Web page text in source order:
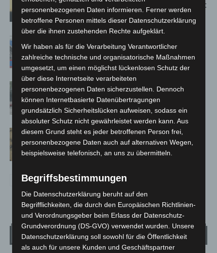
Population in Niedersachsen entdeckt
A7 – Polizei sucht Zeugen
Gasleitung bei McDonald’s-Umbau in
Langenhagen beschädigt
Hannover Klassik Open Air 2026:
Französische Oper im Maschpark
Wetter
personenbezogenen Daten informieren. Ferner werden
betroffene Personen mittels dieser Datenschutzerklärung
über die ihnen zustehenden Rechte aufgeklärt.
Wir haben als für die Verarbeitung Verantwortlicher
zahlreiche technische und organisatorische Maßnahmen
umgesetzt, um einen möglichst lückenlosen Schutz der
über diese Internetseite verarbeiteten
personenbezogenen Daten sicherzustellen. Dennoch
können Internetbasierte Datenübertragungen
grundsätzlich Sicherheitslücken aufweisen, sodass ein
absoluter Schutz nicht gewährleistet werden kann. Aus
diesem Grund steht es jeder betroffenen Person frei,
personenbezogene Daten auch auf alternativen Wegen,
beispielsweise telefonisch, an uns zu übermitteln.
Begriffsbestimmungen
Die Datenschutzerklärung beruht auf den
Begrifflichkeiten, die durch den Europäischen Richtlinien-
und Verordnungsgeber beim Erlass der Datenschutz-
Grundverordnung (DS-GVO) verwendet wurden. Unsere
Datenschutzerklärung soll sowohl für die Öffentlichkeit
als auch für unsere Kunden und Geschäftspartner